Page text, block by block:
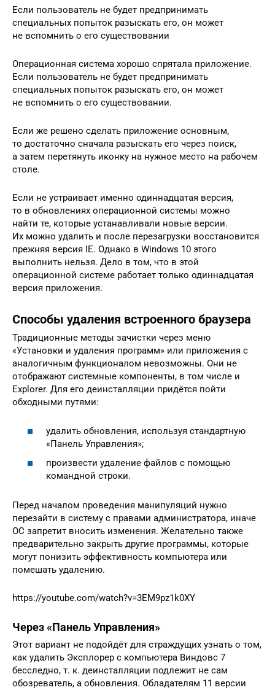
Если пользователь не будет предпринимать
специальных попыток разыскать его, он может
не вспомнить о его существовании
Операционная система хорошо спрятала приложение.
Если пользователь не будет предпринимать
специальных попыток разыскать его, он может
не вспомнить о его существовании.
Если же решено сделать приложение основным,
то достаточно сначала разыскать его через поиск,
а затем перетянуть иконку на нужное место на рабочем
столе.
Если не устраивает именно одиннадцатая версия,
то в обновлениях операционной системы можно
найти те, которые устанавливали новые версии.
Их можно удалить и после перезагрузки восстановится
прежняя версия IE. Однако в Windows 10 этого
выполнить нельзя. Дело в том, что в этой
операционной системе работает только одиннадцатая
версия приложения.
Способы удаления встроенного браузера
Традиционные методы зачистки через меню
«Установки и удаления программ» или приложения с
аналогичным функционалом невозможны. Они не
отображают системные компоненты, в том числе и
Explorer. Для его деинсталляции придётся пойти
обходными путями:
удалить обновления, используя стандартную
«Панель Управления»;
произвести удаление файлов с помощью
командной строки.
Перед началом проведения манипуляций нужно
перезайти в систему с правами администратора, иначе
ОС запретит вносить изменения. Желательно также
предварительно закрыть другие программы, которые
могут понизить эффективность компьютера или
помешать удалению.
https://youtube.com/watch?v=3EM9pz1k0XY
Через «Панель Управления»
Этот вариант не подойдёт для страждущих узнать о том,
как удалить Эксплорер с компьютера Виндовс 7
бесследно, т. к. деинсталляции подлежит не сам
обозреватель, а обновления. Обладателям 11 версии